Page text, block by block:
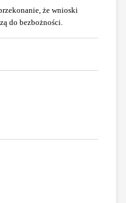
że wnioski
do bezbożności.